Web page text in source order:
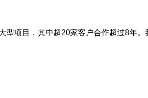
项目，其中超20家客户合作超过8年。